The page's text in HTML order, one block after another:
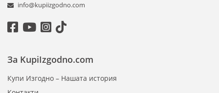
info@kupiizgodno.com
За KupiIzgodno.com
Купи Изгодно – Нашата история